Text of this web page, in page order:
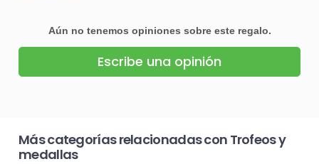
Aún no tenemos opiniones sobre este regalo.
Escribe una opinión
Más categorías relacionadas con Trofeos y
medallas